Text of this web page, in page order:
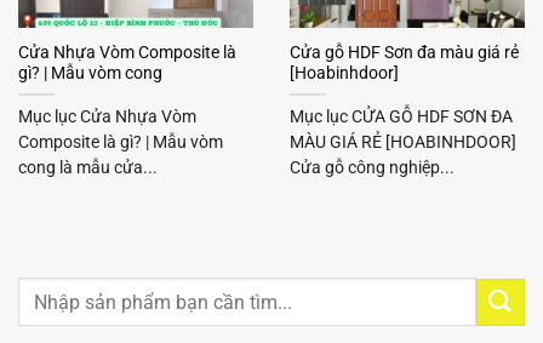
Cửa Nhựa Vòm Composite là
gì? | Mẫu vòm cong
Mục lục Cửa Nhựa Vòm
Composite là gì? | Mẫu vòm
cong là mẫu cửa...
Cửa gỗ HDF Sơn đa màu giá rẻ
[Hoabinhdoor]
Mục lục CỬA GỖ HDF SƠN ĐA
MÀU GIÁ RẺ [HOABINHDOOR]
Cửa gỗ công nghiệp...